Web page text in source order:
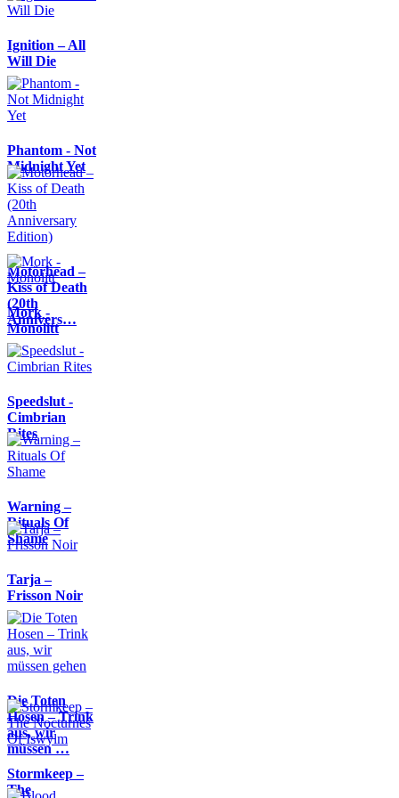
Ignition – All
Will Die
Phantom - Not
Midnight Yet
Motörhead –
Kiss of Death
(20th
Annivers…
Mork -
Monolitt
Speedslut -
Cimbrian
Rites
Warning –
Rituals Of
Shame
Tarja –
Frisson Noir
Die Toten
Hosen – Trink
aus, wir
müssen …
Stormkeep –
The